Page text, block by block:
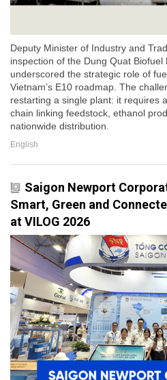
Deputy Minister of Industry and
inspection of the Dung Quat Biofuel
underscored the strategic role of
Vietnam’s E10 roadmap. The
restarting a single plant: it requires
chain linking feedstock, ethanol
nationwide distribution.
English
Saigon Newport
Smart, Green and
at VILOG 2026